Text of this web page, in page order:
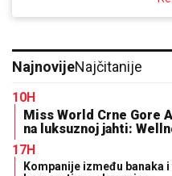
NajnovijeNajčitanije
10H
Miss World Crne Gore
na luksuznoj jahti:
17H
Kompanije između banaka